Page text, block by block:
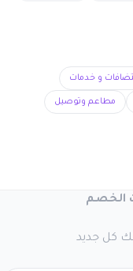
و خدمات
مطاعم وتوصيل
الخصم
كل جديد